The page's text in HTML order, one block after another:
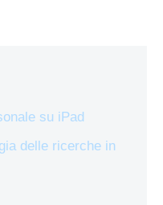
su iPad
delle ricerche in